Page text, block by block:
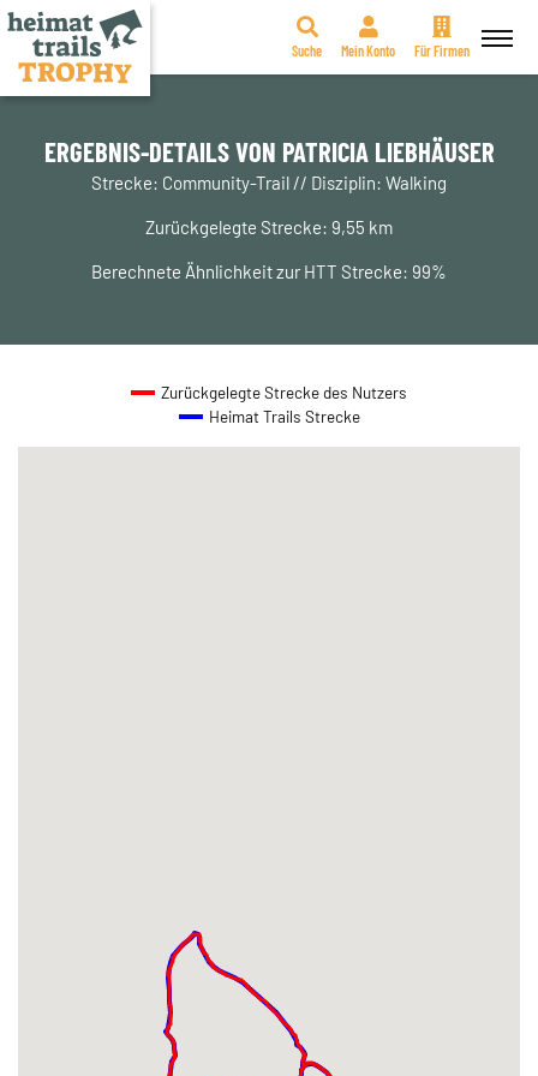
Zum
springen
Suche Mein Konto Für Firmen
ERGEBNIS-DETAILS VON PATRICIA LIEBHÄUSER
Strecke: Community-Trail // Disziplin: Walking
Zurückgelegte Strecke: 9,55 km
Berechnete Ähnlichkeit zur HTT Strecke: 99%
Zurückgelegte Strecke des Nutzers
Heimat Trails Strecke